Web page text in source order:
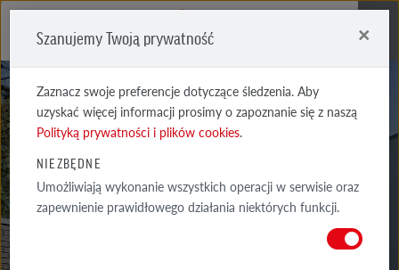
FORMBACK
Szanujemy Twoją prywatność ×
Zaznacz swoje preferencje dotyczące śledzenia. Aby
uzyskać więcej informacji prosimy o zapoznanie się z naszą
Polityką prywatności i plików cookies.
NIEZBĘDNE
Umożliwiają wykonanie wszystkich operacji w serwisie oraz
zapewnienie prawidłowego działania niektórych funkcji.